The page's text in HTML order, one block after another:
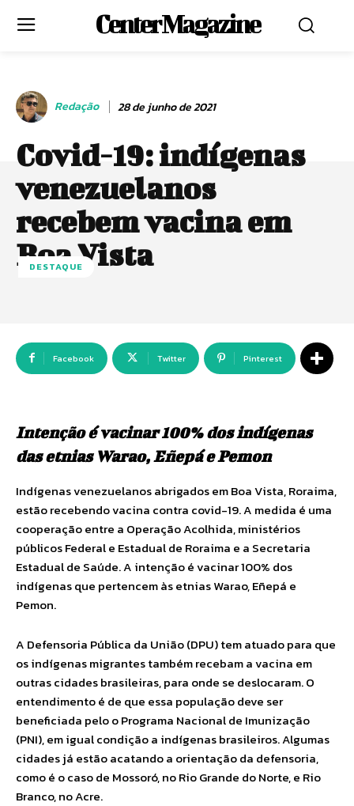
Center Magazine
Redação 28 de junho de 2021
Covid-19: indígenas
venezuelanos
recebem vacina em
Boa Vista
DESTAQUE
Facebook Twitter Pinterest
Intenção é vacinar 100% dos indígenas
das etnias Warao, Eñepá e Pemon
Indígenas venezuelanos abrigados em Boa Vista, Roraima,
estão recebendo vacina contra covid-19. A medida é uma
cooperação entre a Operação Acolhida, ministérios
públicos Federal e Estadual de Roraima e a Secretaria
Estadual de Saúde. A intenção é vacinar 100% dos
indígenas que pertencem às etnias Warao, Eñepá e
Pemon.
A Defensoria Pública da União (DPU) tem atuado para que
os indígenas migrantes também recebam a vacina em
outras cidades brasileiras, para onde se deslocaram. O
entendimento é de que essa população deve ser
beneficiada pelo o Programa Nacional de Imunização
(PNI), em igual condição a indígenas brasileiros. Algumas
cidades já estão acatando a orientação da defensoria,
como é o caso de Mossoró, no Rio Grande do Norte, e Rio
Branco, no Acre.